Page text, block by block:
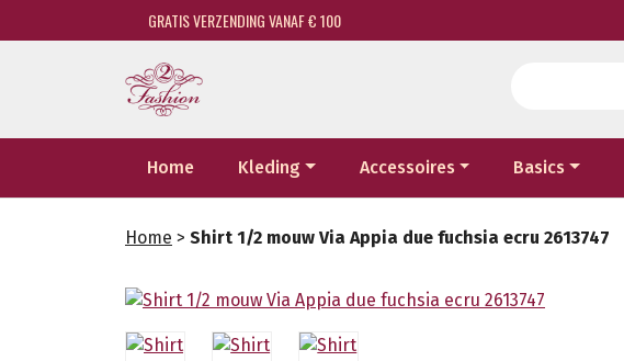
GRATIS VERZENDING VANAF € 100
Home Kleding Accessoires Basics
Home > Shirt 1/2 mouw Via Appia due fuchsia ecru 2613747